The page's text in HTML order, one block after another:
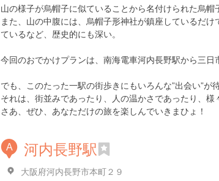
山の様子が烏帽子に似ていることから名付けられた烏
また、山の中腹には、烏帽子形神社が鎮座しているだ
ているなど、歴史的にも深い。
今回のおでかけプランは、南海電車河内長野駅から三日
でも、このたった一駅の街歩きにもいろんな”出会い”が
それは、街並みであったり、人の温かさであったり、様
さあ、ぜひ、あなただけの旅を楽しんでいきまひょ！
A 河内長野駅
大阪府河内長野市本町２９